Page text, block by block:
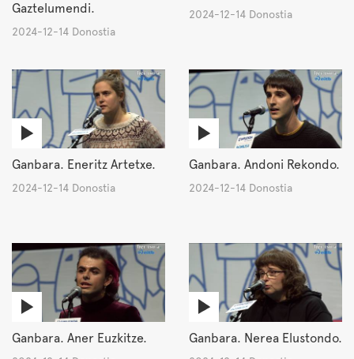
Gaztelumendi.
2024-12-14 Donostia
2024-12-14 Donostia
Ganbara. Eneritz Artetxe.
2024-12-14 Donostia
Ganbara. Andoni Rekondo.
2024-12-14 Donostia
Ganbara. Aner Euzkitze. Ganbara. Nerea Elustondo.